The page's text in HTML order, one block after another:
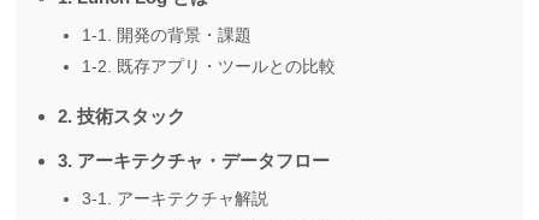
1-1. 開発の背景・課題
1-2. 既存アプリ・ツールとの比較
2. 技術スタック
3. アーキテクチャ・データフロー
3-1. アーキテクチャ解説